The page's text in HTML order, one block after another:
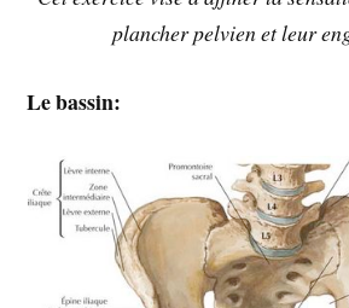
plancher pelvien et leur
Le bassin: